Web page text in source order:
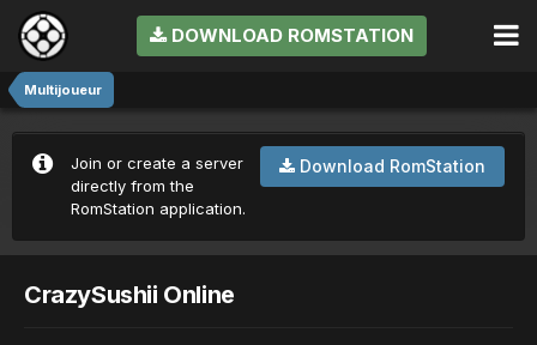
DOWNLOAD ROMSTATION
Multijoueur
Download RomStation
Join or create a server
directly from the
RomStation application.
CrazySushii Online